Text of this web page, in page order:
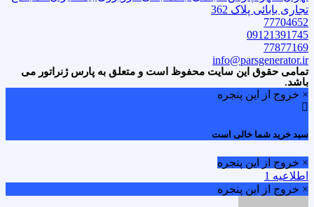
تجاری بابائی پلاک 362
77704652
09121391745
77877169
info@parsgenerator.ir
تمامی حقوق این سایت محفوظ است و متعلق به پارس ژنراتور می
باشد.
× خروج از این پنجره
سبد خرید شما خالی است
× خروج از این پنجره
اطلاعیه 1
× خروج از این پنجره